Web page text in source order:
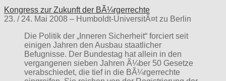
Kongress zur Zukunft der BÃ¼rgerrechte
23. / 24. Mai 2008 – Humboldt-UniversitÃ¤t zu Berlin
Die Politik der „Inneren Sicherheit“ forciert seit
einigen Jahren den Ausbau staatlicher
Befugnisse. Der Bundestag hat allein in den
vergangenen sieben Jahren Ã¼ber 50 Gesetze
verabschiedet, die tief in die BÃ¼rgerrechte